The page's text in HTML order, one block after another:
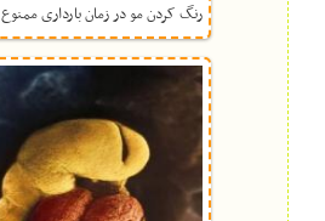
رنگ کردن مو در زمان بارداری ممنوع